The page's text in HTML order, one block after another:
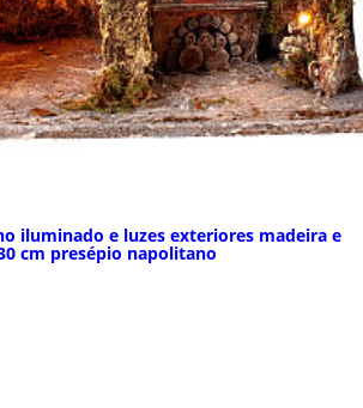
iluminado e luzes exteriores madeira e
cm presépio napolitano